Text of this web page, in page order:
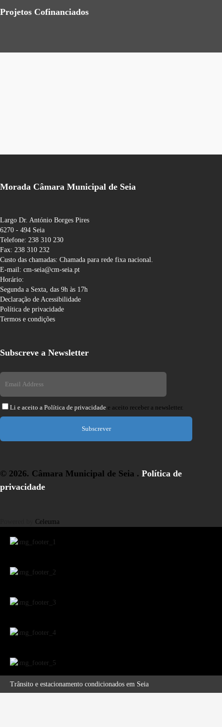
Projetos Cofinanciados
Morada Câmara Municipal de Seia
Largo Dr. António Borges Pires
6270 - 494 Seia
Telefone: 238 310 230
Fax: 238 310 232
Custo das chamadas: Chamada para rede fixa nacional.
E-mail: cm-seia@cm-seia.pt
Horário:
Segunda a Sexta, das 9h às 17h
Declaração de Acessibilidade
Política de privacidade
Termos e condições
Subscreve a Newsletter
Li e aceito a Política de privacidade e aceito receber a newsletter.
Subscrever
© 2026. Câmara Municipal de Seia . Política de
privacidade
Celeuma
Trânsito e estacionamento condicionados em Seia